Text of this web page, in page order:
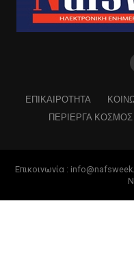
ΕΠΙΚΑΙΡΟΤΗΤΑ
ΠΕΡΙΕΡΓΑ ΚΟΣΜΟΣ
Επικοινωνία :